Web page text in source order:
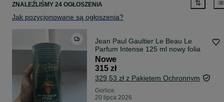
ZNALEŹLIŚMY 24 OGŁOSZENIA
Jak pozycjonowane są ogłoszenia?
Jean Paul Gaultier Le Beau Le
Parfum Intense 125 ml nowy folia
Nowe
315 zł
329,53 zł z Pakietem Ochronnym
Gorlice
20 lipca 2026